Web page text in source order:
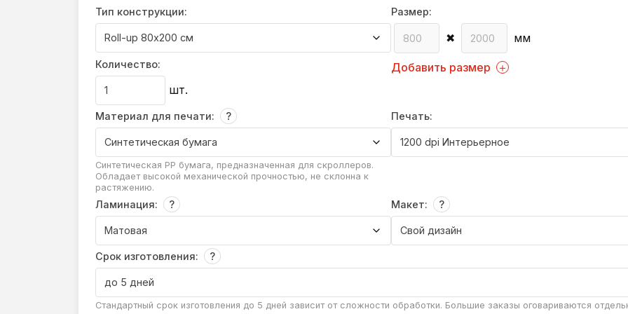
Тип конструкции: Размер:
✖ мм
Количество:
шт.
Добавить размер
Материал для печати:
Синтетическая РР бумага, предназначенная для скроллеров.
Обладает высокой механической прочностью, не склонна к
растяжению.
Печать:
Ламинация: Макет:
Срок изготовления:
Стандартный срок изготовления до 5 дней зависит от сложности обработки. Большие заказы оговариваются